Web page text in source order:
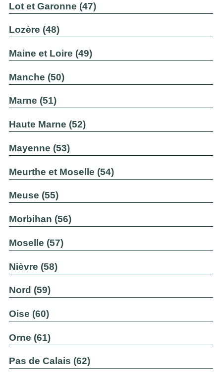
Lot et Garonne (47)
Lozère (48)
Maine et Loire (49)
Manche (50)
Marne (51)
Haute Marne (52)
Mayenne (53)
Meurthe et Moselle (54)
Meuse (55)
Morbihan (56)
Moselle (57)
Nièvre (58)
Nord (59)
Oise (60)
Orne (61)
Pas de Calais (62)